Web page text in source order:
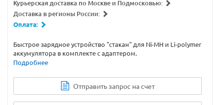
Курьерская доставка по Москве и Подмосковью:
Доставка в регионы России:
Оплата:
Быстрое зарядное устройство "стакан" для Ni-MH и Li-polymer
аккумулятора в комплекте с адаптером.
Подробнее
Отправить запрос на счет